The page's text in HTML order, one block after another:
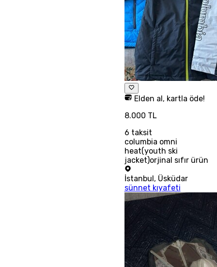
Elden al, kartla öde!
8.000 TL
6 taksit
columbia omni
heat(youth ski
jacket)orjinal sıfır ürün
İstanbul, Üsküdar
sünnet kıyafeti